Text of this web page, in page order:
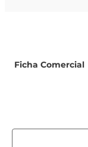
Ficha Comercial